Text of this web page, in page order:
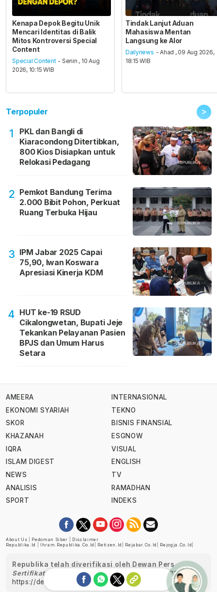
Kenapa Depok Begitu Unik
Mencari Identitas di Balik
Mitos Kontroversi Special
Content
Special Content - Senin , 10 Aug
2026, 10:15 WIB
Tindak Lanjut Aduan
Mahasiswa Mentan
Langsung ke Alor
Dailynews - Ahad , 09 Aug 2026,
18:15 WIB
Terpopuler >
1
PKL dan Bangli di
Kiaracondong Ditertibkan,
800 Kios Disiapkan untuk
Relokasi Pedagang
2 Pemkot Bandung Terima
2.000 Bibit Pohon, Perkuat
Ruang Terbuka Hijau
3 IPM Jabar 2025 Capai
75,90, Iwan Koswara
Apresiasi Kinerja KDM
4 HUT ke-19 RSUD
Cikalongwetan, Bupati Jeje
Tekankan Pelayanan Pasien
BPJS dan Umum Harus
Setara
AMEERA
EKONOMI SYARIAH
SKOR
KHAZANAH
IQRA
ISLAM DIGEST
NEWS
ANALISIS
SPORT
INTERNASIONAL
TEKNO
BISNIS FINANSIAL
ESGNOW
VISUAL
ENGLISH
TV
RAMADHAN
INDEKS
About Us Pedoman Siber
Disclaimer
Republika.id
Ihram.republika.co.id Retizen.id Rejabar.co.id Rejogja.co.id
Republika telah diverifikasi oleh Dewan Pers
Sertifikat Nomor 1058/DP-Verifikasi/K/XII/2022
https://dewanpers.or.id/data/perusahaanpers